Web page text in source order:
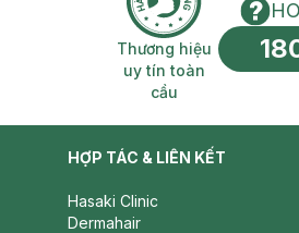
trả miễn phí Thương hiệu uy
Thương hiệu
uy tín toàn
cầu
HỢP TÁC & LIÊN KẾT
Hasaki Clinic
Dermahair